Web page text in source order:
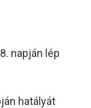
napján lép
hatályát